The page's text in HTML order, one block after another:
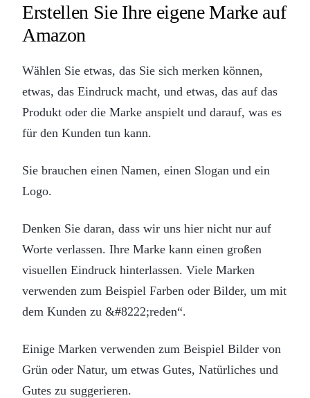
Erstellen Sie Ihre eigene Marke auf
Amazon
Wählen Sie etwas, das Sie sich merken können,
etwas, das Eindruck macht, und etwas, das auf das
Produkt oder die Marke anspielt und darauf, was es
für den Kunden tun kann.
Sie brauchen einen Namen, einen Slogan und ein
Logo.
Denken Sie daran, dass wir uns hier nicht nur auf
Worte verlassen. Ihre Marke kann einen großen
visuellen Eindruck hinterlassen. Viele Marken
verwenden zum Beispiel Farben oder Bilder, um mit
dem Kunden zu &#8222;reden“.
Einige Marken verwenden zum Beispiel Bilder von
Grün oder Natur, um etwas Gutes, Natürliches und
Gutes zu suggerieren.